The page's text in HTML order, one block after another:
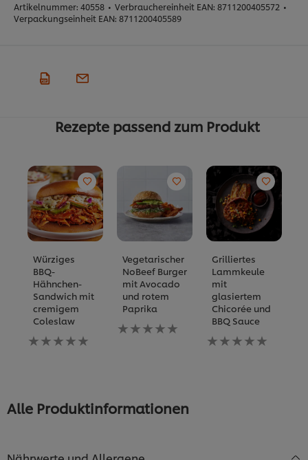
Artikelnummer: 40558 • Verbrauchereinheit EAN: 8711200405572 •
Verpackungseinheit EAN: 8711200405589
Rezepte passend zum Produkt
Würziges
BBQ-
Hähnchen-
Sandwich mit
cremigem
Coleslaw
Keine
Bewertungen
Vegetarischer
NoBeef Burger
mit Avocado
und rotem
Paprika
Keine
Bewertungen
Grilliertes
Lammkeule
mit
glasiertem
Chicorée und
BBQ Sauce
Keine
Bewertungen
Alle Produktinformationen